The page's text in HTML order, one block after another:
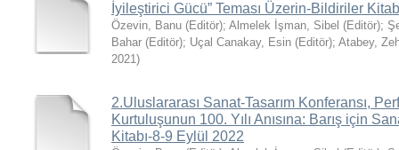
İyileştirici Gücü” Teması Üzerin-Bildiriler
Özevin, Banu (Editör); Almelek İşman, Sibel (Editör);
Bahar (Editör); Uçal Canakay, Esin (Editör); Atabey,
2021)
2.Uluslararası Sanat-Tasarım Konferansı,
Kurtuluşunun 100. Yılı Anısına: Barış için
Kitabı-8-9 Eylül 2022